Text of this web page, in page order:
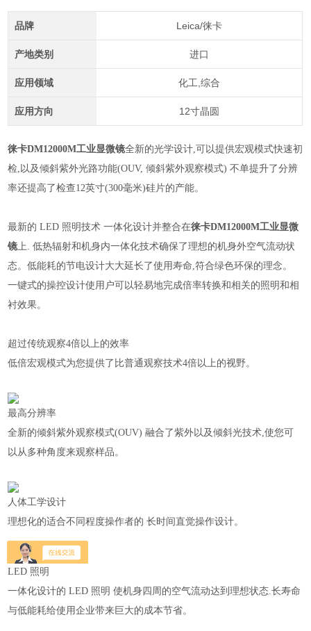
品牌 Leica/徕卡
产地类别 进口
应用领域 化工,综合
应用方向 12寸晶圆
徕卡DM12000M工业显微镜全新的光学设计,可以提供宏观模式快速初
检,以及倾斜紫外光路功能(OUV, 倾斜紫外观察模式) 不单提升了分辨
率还提高了检查12英寸(300毫米)硅片的产能。
最新的 LED 照明技术 一体化设计并整合在徕卡DM12000M工业显微
镜上. 低热辐射和机身内一体化技术确保了理想的机身外空气流动状
态。低能耗的节电设计大大延长了使用寿命,符合绿色环保的理念。
一键式的操控设计使用户可以轻易地完成倍率转换和相关的照明和相
衬效果。
超过传统观察4倍以上的效率
低倍宏观模式为您提供了比普通观察技术4倍以上的视野。
最高分辨率
全新的倾斜紫外观察模式(OUV) 融合了紫外以及倾斜光技术,使您可
以从多种角度来观察样品。
人体工学设计
理想化的适合不同程度操作者的 长时间直觉操作设计。
LED 照明
一体化设计的 LED 照明 使机身四周的空气流动达到理想状态.长寿命
与低能耗给使用企业带来巨大的成本节省。